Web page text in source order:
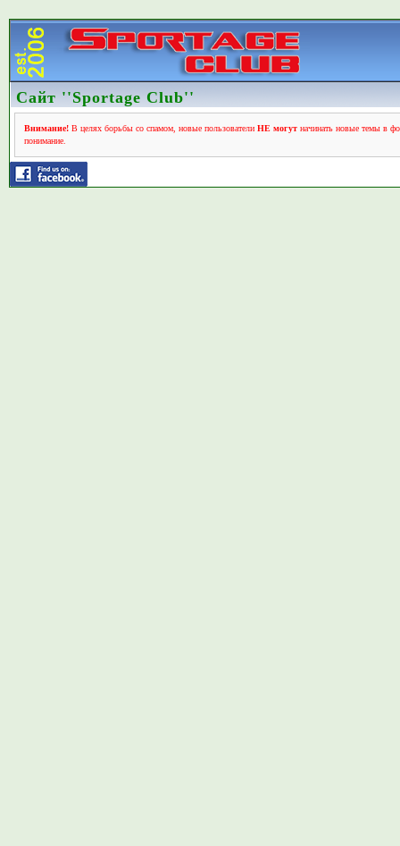
Сайт ''Sportage Club''
Внимание!В целях борьбы со спамом, новые пользователи НЕ могутначинать новые темы в
понимание.